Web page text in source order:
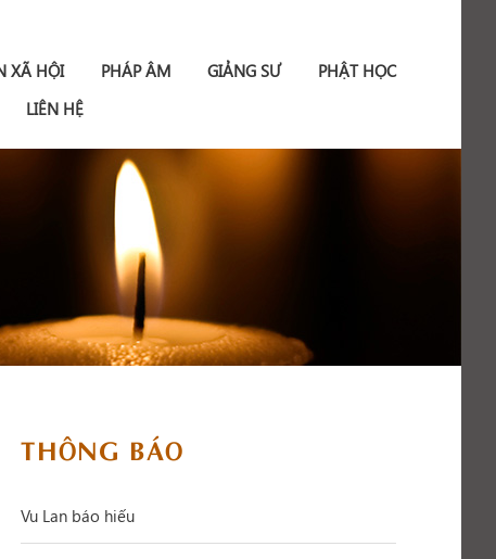
XÃ HỘI PHÁP ÂM GIẢNG SƯ
PHẬT HỌC
LIÊN HỆ
THÔNG BÁO
Vu Lan báo hiếu